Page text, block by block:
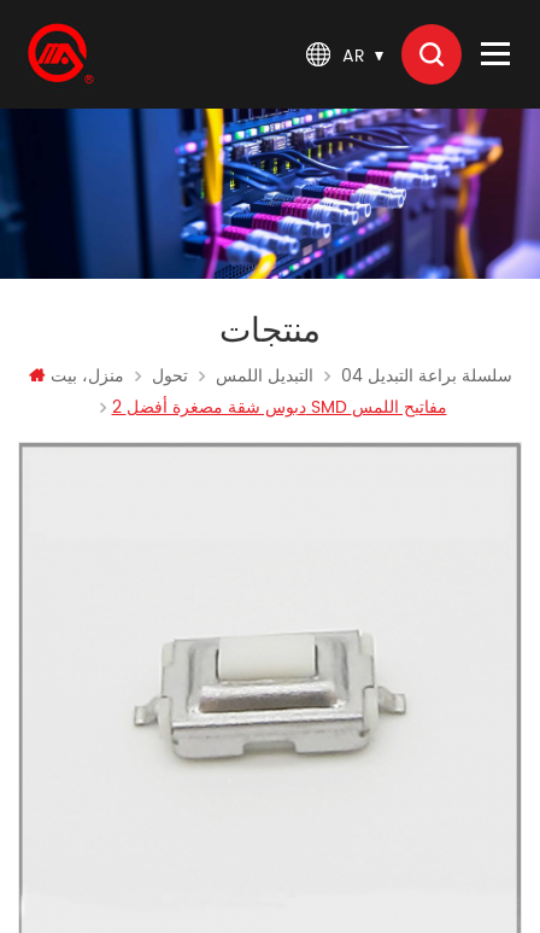
AR
منتجات
منزل، بيت تحول التبديل اللمس
04 سلسلة براعة التبديل
2 دبوس شقة مصغرة أفضل SMD مفاتيح اللمس